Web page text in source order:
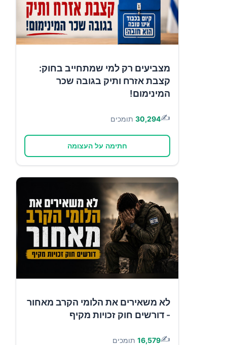
מצביעים רק למי שמתחייב בחוק:
קצבת אזרח ותיק בגובה שכר
המינימום!
✍️
30,294 תומכים
חתימה על העצומה
לא משאירים את הלומי הקרב מאחור
- דורשים חוק זכויות מקיף
✍️
16,579 תומכים